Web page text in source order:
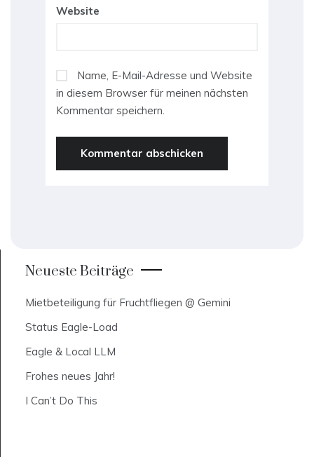
Website
Name, E-Mail-Adresse und Website
in diesem Browser für meinen nächsten
Kommentar speichern.
Neueste Beiträge
Mietbeteiligung für Fruchtfliegen @ Gemini
Status Eagle-Load
Eagle & Local LLM
Frohes neues Jahr!
I Can’t Do This